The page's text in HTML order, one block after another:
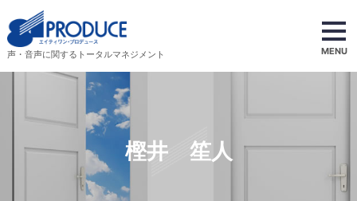
声・音声に関するトータルマネジメント MENU
樫井 笙人